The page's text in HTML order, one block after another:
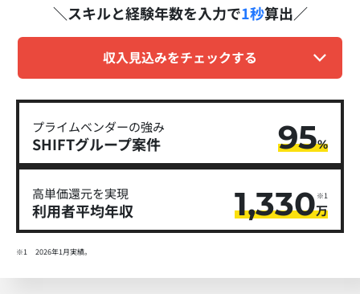
スキルと経験年数を入力で1秒算出
収入見込みをチェックする
プライムベンダーの強み
SHIFTグループ​案件 95%
高単価還元を実現
利用者平均年収 1,330万
※1
※1 2026年1月実績。